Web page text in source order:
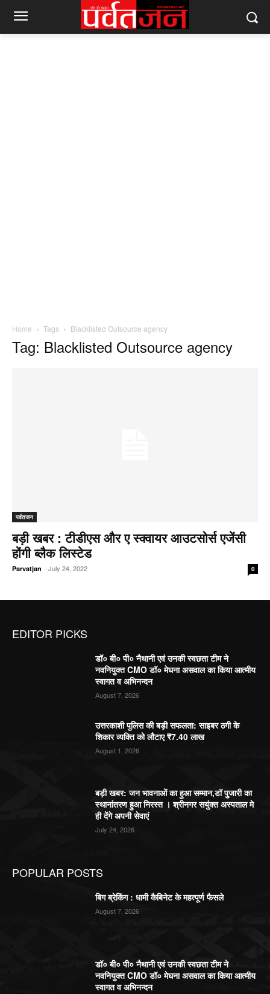
Home Tags Blacklisted Outsource agency
Tag: Blacklisted Outsource agency
पर्वतजन
बड़ी खबर : टीडीएस और ए स्क्वायर आउटसोर्स एजेंसी
होंगी ब्लैक लिस्टेड
Parvatjan -July 24, 2022 0
EDITOR PICKS
डॉ० बी० पी० नैथानी एवं उनकी स्वछता टीम ने
नवनियुक्त CMO डॉ० मेघना असवाल का किया आत्मीय
स्वागत व अभिनन्दन
August 7, 2026
उत्तरकाशी पुलिस की बड़ी सफलता: साइबर ठगी के
शिकार व्यक्ति को लौटाए ₹7.40 लाख
August 1, 2026
बड़ी खबर: जन भावनाओं का हुआ सम्मान,डॉ पुजारी का
स्थानांतरण हुआ निरस्त । श्रीनगर सयुंक्त अस्पताल मे
ही देंगे अपनी सेवाएं
July 24, 2026
POPULAR POSTS
बिग ब्रेकिंग : धामी कैबिनेट के महत्पूर्ण फैसले
August 7, 2026
डॉ० बी० पी० नैथानी एवं उनकी स्वछता टीम ने
नवनियुक्त CMO डॉ० मेघना असवाल का किया आत्मीय
स्वागत व अभिनन्दन